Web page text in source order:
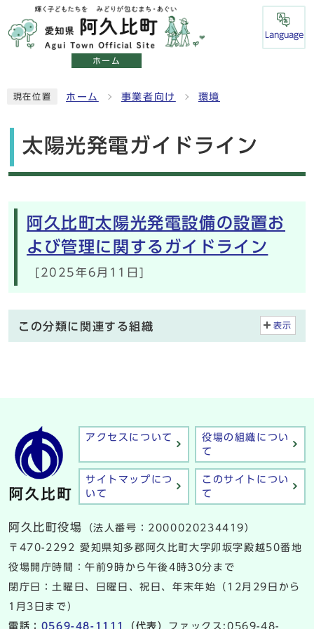
ホーム
Language
現在位置 ホーム 事業者向け 環境
太陽光発電ガイドライン
メインメニュー
阿久比町太陽光発電設備の設置お
よび管理に関するガイドライン
[2025年6月11日]
この分類に関連する組織 表示
アクセスについて
役場の組織につい
て
サイトマップにつ
いて
このサイトについ
て
阿久比町役場
（法人番号：2000020234419）
〒470-2292 愛知県知多郡阿久比町大字卯坂字殿越50番地
役場開庁時間：午前9時から午後4時30分まで
閉庁日：土曜日、日曜日、祝日、年末年始（12月29日から
1月3日まで）
電話： 0569-48-1111 （代表） ファックス:0569-48-